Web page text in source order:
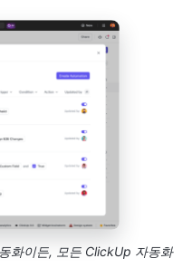
화이든, 모든 ClickUp 자동화